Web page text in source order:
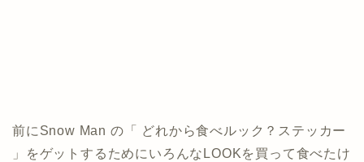
前にSnow Man の「 どれから食べルック？ステッカー
」をゲットするためにいろんなLOOKを買って食べたけ